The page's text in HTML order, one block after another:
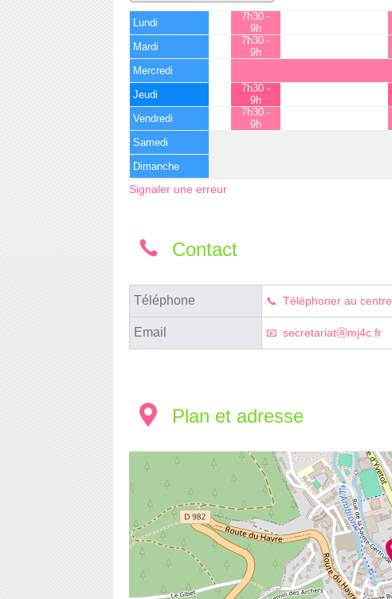
Lundi
7h30 -
9h
Mardi
7h30 -
9h
Mercredi
Jeudi
7h30 -
9h
Vendredi
7h30 -
9h
Samedi
Dimanche
Signaler une erreur
Contact
Téléphone Téléphoner au centre
Email secretariatⓐmj4c.fr
Plan et adresse